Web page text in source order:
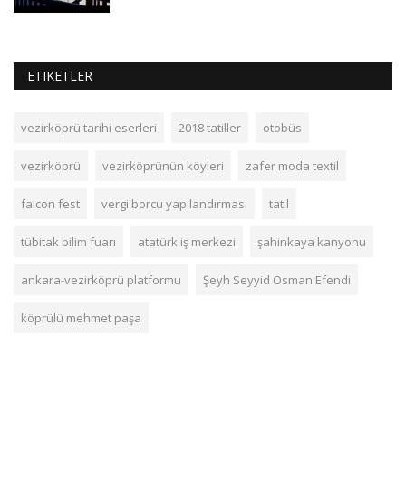
ETIKETLER
vezirköprü tarihi eserleri 2018 tatiller otobüs
vezirköprü vezirköprünün köyleri zafer moda textil
falcon fest vergi borcu yapılandırması tatil
tübitak bilim fuarı atatürk iş merkezi şahinkaya kanyonu
ankara-vezirköprü platformu Şeyh Seyyid Osman Efendi
köprülü mehmet paşa